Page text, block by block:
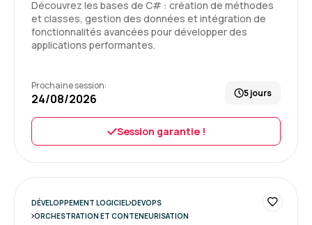
5
Ma formation chez Aelion s'est très bien
passée. J'ai pu effectuer le dernier jour en
le matériel était prêt à l'emploi.
Formation : UX design et ergonomie des sites Web
Formation très orienté site web + UX et je ne
Découvrez les bases de C# : création de méthodes
et classes, gestion des données et intégration de
fonctionnalités avancées pour développer des
applications performantes.
Prochaine session:
24/08/2026 5 jours
Session garantie !
DÉVELOPPEMENT LOGICIEL DEVOPS
ORCHESTRATION ET CONTENEURISATION